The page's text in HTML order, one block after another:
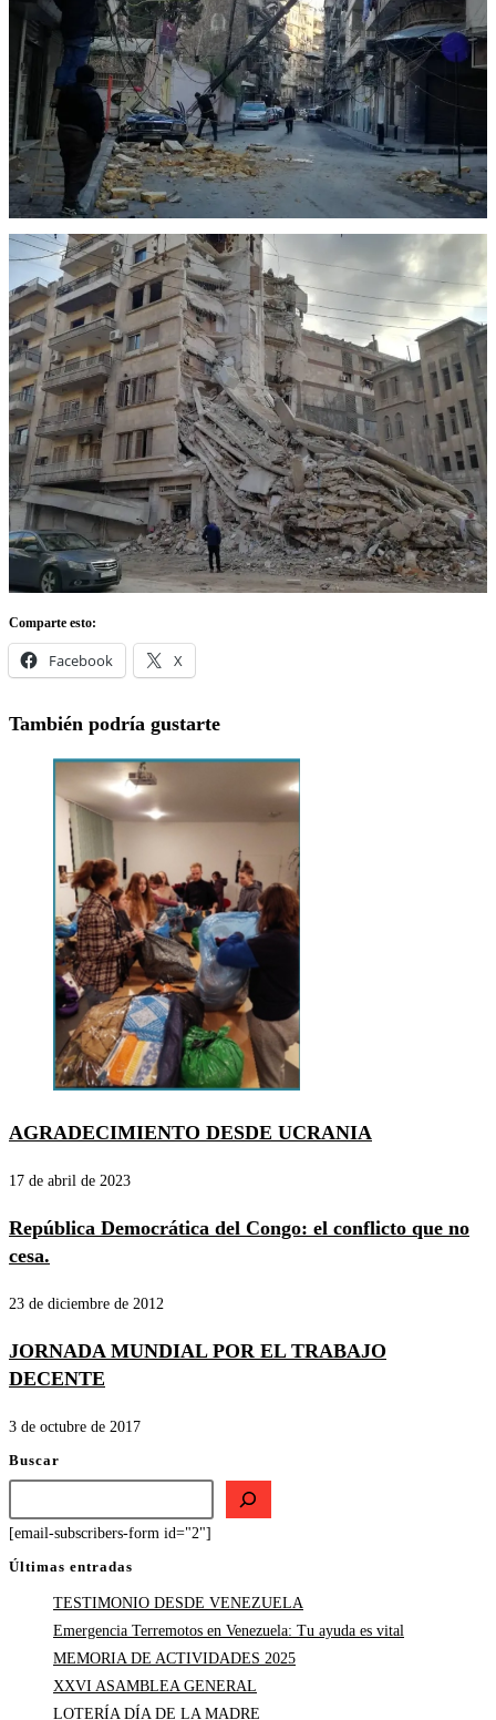
Comparte esto:
Facebook X
También podría gustarte
AGRADECIMIENTO DESDE UCRANIA
17 de abril de 2023
República Democrática del Congo: el conflicto que no
cesa.
23 de diciembre de 2012
JORNADA MUNDIAL POR EL TRABAJO
DECENTE
3 de octubre de 2017
Buscar
[email-subscribers-form id="2"]
Últimas entradas
TESTIMONIO DESDE VENEZUELA
Emergencia Terremotos en Venezuela: Tu ayuda es vital
MEMORIA DE ACTIVIDADES 2025
XXVI ASAMBLEA GENERAL
LOTERÍA DÍA DE LA MADRE